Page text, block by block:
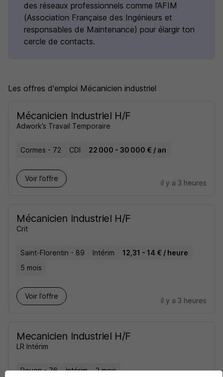
des réseaux professionnels comme l’AFIM
(Association Française des Ingénieurs et
responsables de Maintenance) pour élargir ton
cercle de contacts.
Les offres d'emploi Mécanicien industriel
Mécanicien Industriel H/F
Adwork’s Travail Temporaire
Cormes - 72 CDI 22 000 - 30 000 € / an
Voir l’offre
il y a 3 heures
Mécanicien Industriel H/F
Crit
Saint-Florentin - 89 Intérim
12,31 - 14 € / heure
5 mois
Voir l’offre
il y a 3 heures
Mecanicien Industriel H/F
LR Intérim
Rouen - 76 Intérim 2 mois